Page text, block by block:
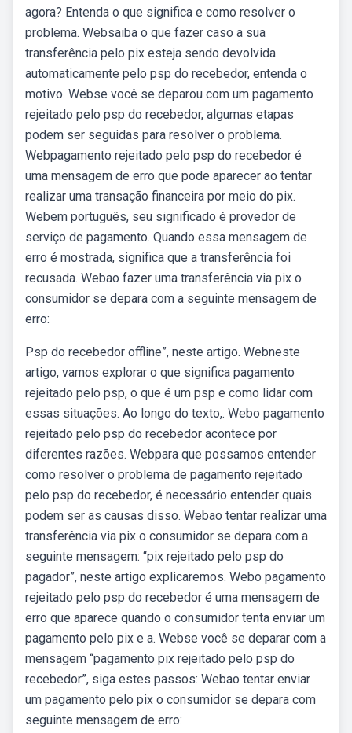
agora? Entenda o que significa e como resolver o
problema. Websaiba o que fazer caso a sua
transferência pelo pix esteja sendo devolvida
automaticamente pelo psp do recebedor, entenda o
motivo. Webse você se deparou com um pagamento
rejeitado pelo psp do recebedor, algumas etapas
podem ser seguidas para resolver o problema.
Webpagamento rejeitado pelo psp do recebedor é
uma mensagem de erro que pode aparecer ao tentar
realizar uma transação financeira por meio do pix.
Webem português, seu significado é provedor de
serviço de pagamento. Quando essa mensagem de
erro é mostrada, significa que a transferência foi
recusada. Webao fazer uma transferência via pix o
consumidor se depara com a seguinte mensagem de
erro:
Psp do recebedor offline”, neste artigo. Webneste
artigo, vamos explorar o que significa pagamento
rejeitado pelo psp, o que é um psp e como lidar com
essas situações. Ao longo do texto,. Webo pagamento
rejeitado pelo psp do recebedor acontece por
diferentes razões. Webpara que possamos entender
como resolver o problema de pagamento rejeitado
pelo psp do recebedor, é necessário entender quais
podem ser as causas disso. Webao tentar realizar uma
transferência via pix o consumidor se depara com a
seguinte mensagem: “pix rejeitado pelo psp do
pagador”, neste artigo explicaremos. Webo pagamento
rejeitado pelo psp do recebedor é uma mensagem de
erro que aparece quando o consumidor tenta enviar um
pagamento pelo pix e a. Webse você se deparar com a
mensagem “pagamento pix rejeitado pelo psp do
recebedor”, siga estes passos: Webao tentar enviar
um pagamento pelo pix o consumidor se depara com
seguinte mensagem de erro: